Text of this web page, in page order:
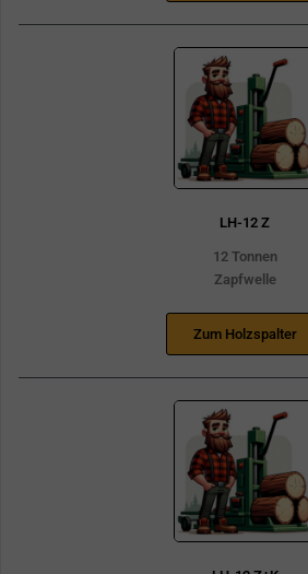
LH-12 Z
12 Tonnen
Zapfwelle
Zum Holzspalter